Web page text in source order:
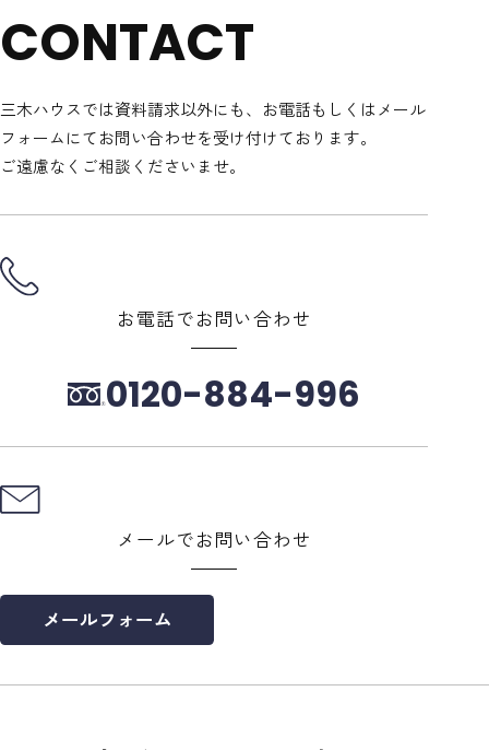
CONTACT
三木ハウスでは資料請求以外にも、 お電話もしくはメール
フォームにてお問い合わせを受け付けております。
ご遠慮なくご相談くださいませ。
お電話でお問い合わせ
0120-884-996
メールでお問い合わせ
メールフォーム